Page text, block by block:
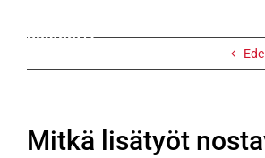
nesteet)?
Mitkä lisätyöt